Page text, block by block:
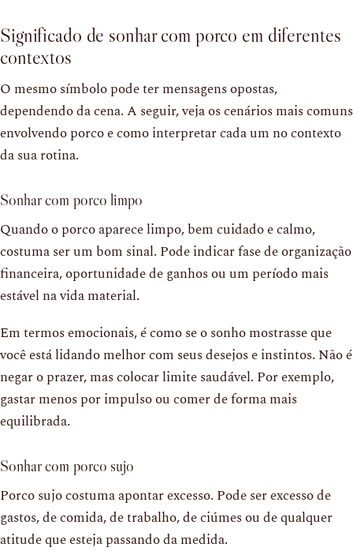
Significado de sonhar com porco em diferentes
contextos
O mesmo símbolo pode ter mensagens opostas,
dependendo da cena. A seguir, veja os cenários mais comuns
envolvendo porco e como interpretar cada um no contexto
da sua rotina.
Sonhar com porco limpo
Quando o porco aparece limpo, bem cuidado e calmo,
costuma ser um bom sinal. Pode indicar fase de organização
financeira, oportunidade de ganhos ou um período mais
estável na vida material.
Em termos emocionais, é como se o sonho mostrasse que
você está lidando melhor com seus desejos e instintos. Não é
negar o prazer, mas colocar limite saudável. Por exemplo,
gastar menos por impulso ou comer de forma mais
equilibrada.
Sonhar com porco sujo
Porco sujo costuma apontar excesso. Pode ser excesso de
gastos, de comida, de trabalho, de ciúmes ou de qualquer
atitude que esteja passando da medida.